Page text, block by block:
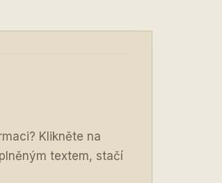
Klikněte na
textem, stačí